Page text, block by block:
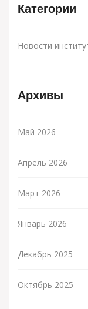
Категории
Новости
Архивы
Май 2026
Апрель 2026
Март 2026
Январь 2026
Декабрь 2025
Октябрь 2025